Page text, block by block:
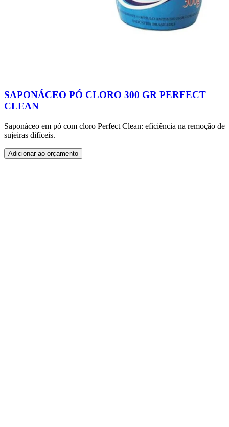
SAPONÁCEO PÓ CLORO 300 GR PERFECT
CLEAN
Saponáceo em pó com cloro Perfect Clean: eficiência na remoção de
sujeiras difíceis.
Adicionar ao orçamento